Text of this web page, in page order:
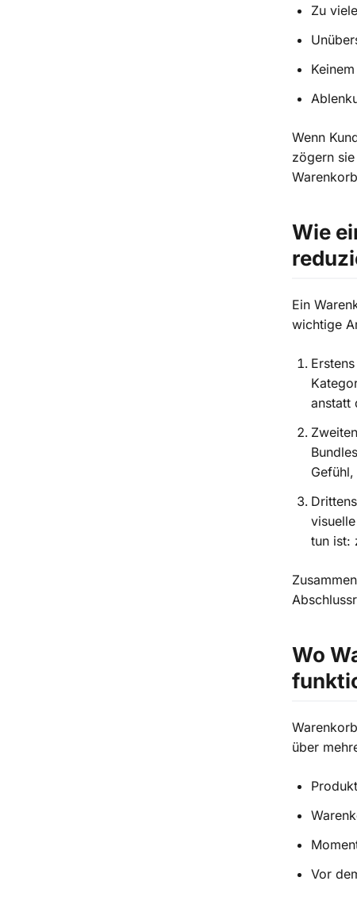
Zu
Wenn
zögern
Wie
Ein
wichtige
Erstens
anstatt
Drittens
tun ist:
Wo
über
Vor